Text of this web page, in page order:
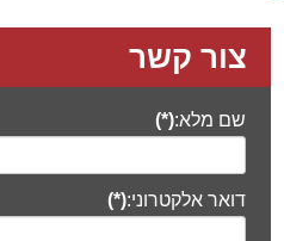
צור קשר
שם מלא:(*)
דואר אלקטרוני:(*)